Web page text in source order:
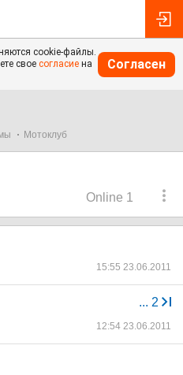
cookie-файлы.
свое согласие на
Согласен
Мотоклуб
Online 1
15:55 23.06.2011
... 2
12:54 23.06.2011